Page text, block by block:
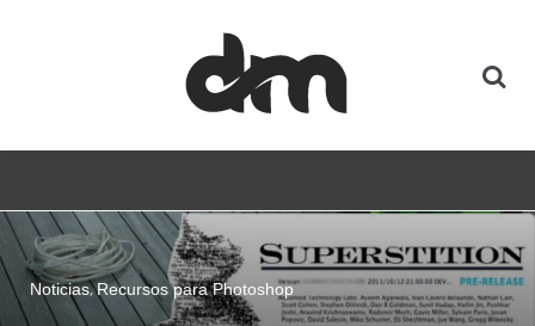
Noticias Recursos para Photoshop